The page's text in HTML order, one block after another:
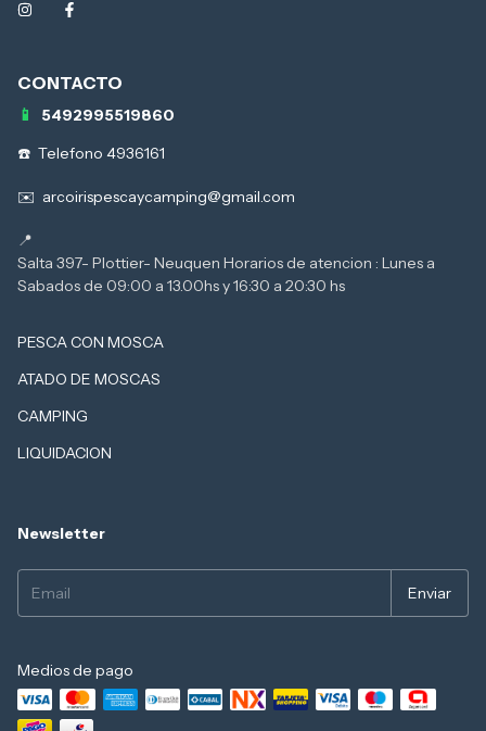
5492995519860
Telefono 4936161
arcoirispescaycamping@gmail.com
Salta 397- Plottier- Neuquen Horarios de atencion : Lunes a
PESCA CON MOSCA
ATADO DE MOSCAS
CAMPING
LIQUIDACION
Newsletter
Medios de pago